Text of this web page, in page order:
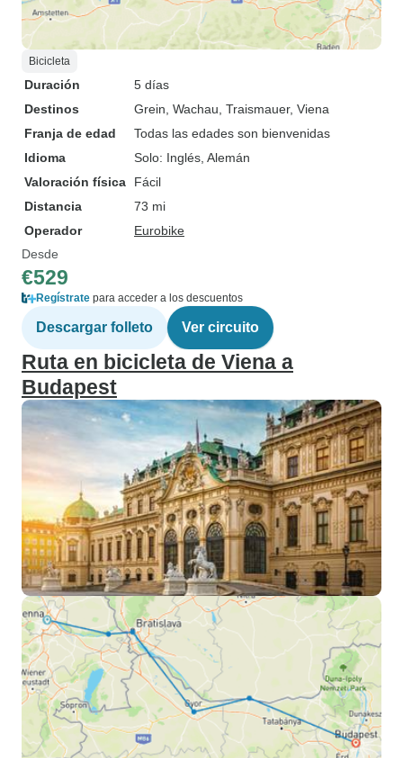
Bicicleta
Duración
5 días
Destinos
Grein , Wachau , Traismauer, Viena
Franja de edad
Todas las edades son bienvenidas
Idioma
Solo: Inglés, Alemán
Valoración física
Fácil
Distancia
73 mi
Operador
Eurobike
Desde
€529
Regístrate para acceder a los descuentos
Descargar folleto Ver circuito
Ruta en bicicleta de Viena a
Budapest